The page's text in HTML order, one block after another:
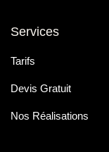
Services
Tarifs
Devis Gratuit
Nos Réalisations